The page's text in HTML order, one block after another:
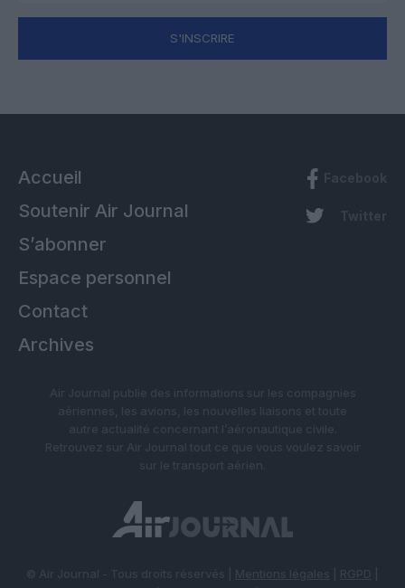
S'INSCRIRE
Accueil
Soutenir Air Journal
S’abonner
Espace personnel
Contact
Archives